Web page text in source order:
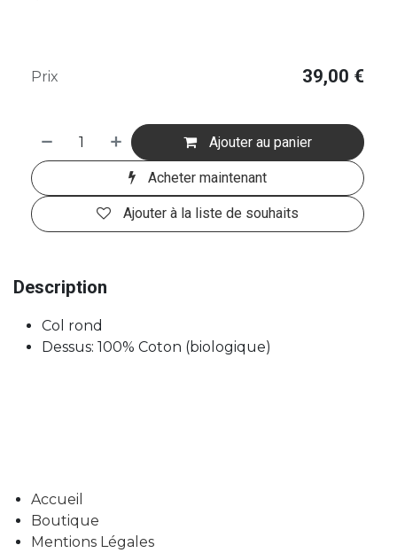
Ajouter au panier
Acheter maintenant
Ajouter à la liste de souhaits
Prix 39,00 €
Description
Col rond
Dessus: 100% Coton (biologique)
Accueil
Boutique
Mentions Légales